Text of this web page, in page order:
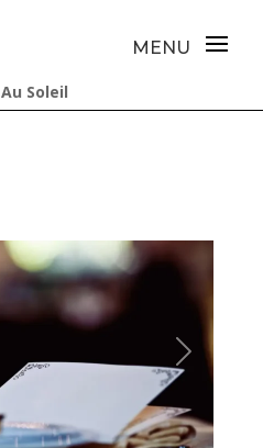
Au Soleil
Prochaine